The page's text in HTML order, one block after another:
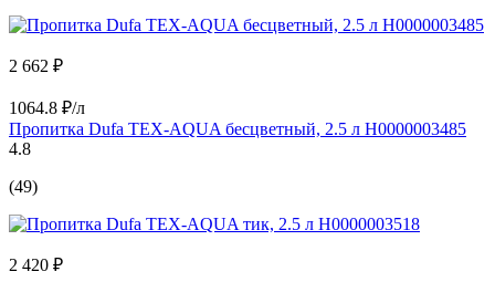
2 662 ₽
1064.8 ₽/л
Пропитка Dufa TEX-AQUA бесцветный, 2.5 л Н0000003485
4.8
(49)
2 420 ₽